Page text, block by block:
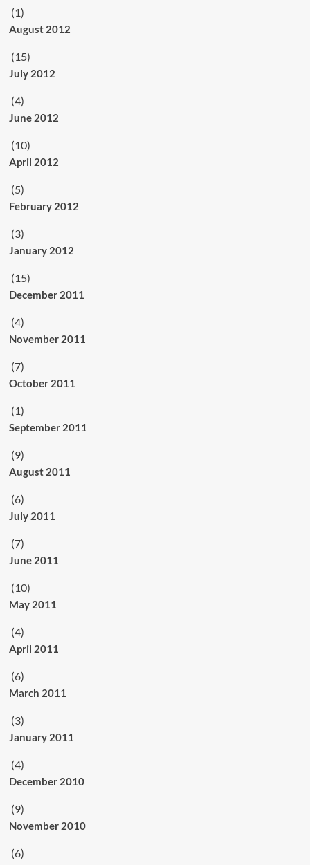
(1)
August 2012
(15)
July 2012
(4)
June 2012
(10)
April 2012
(5)
February 2012
(3)
January 2012
(15)
December 2011
(4)
November 2011
(7)
October 2011
(1)
September 2011
(9)
August 2011
(6)
July 2011
(7)
June 2011
(10)
May 2011
(4)
April 2011
(6)
March 2011
(3)
January 2011
(4)
December 2010
(9)
November 2010
(6)